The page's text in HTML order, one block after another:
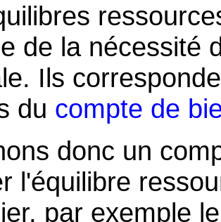
de la nécessité
Ils
du compte de
donc un
l'équilibre
par exemple